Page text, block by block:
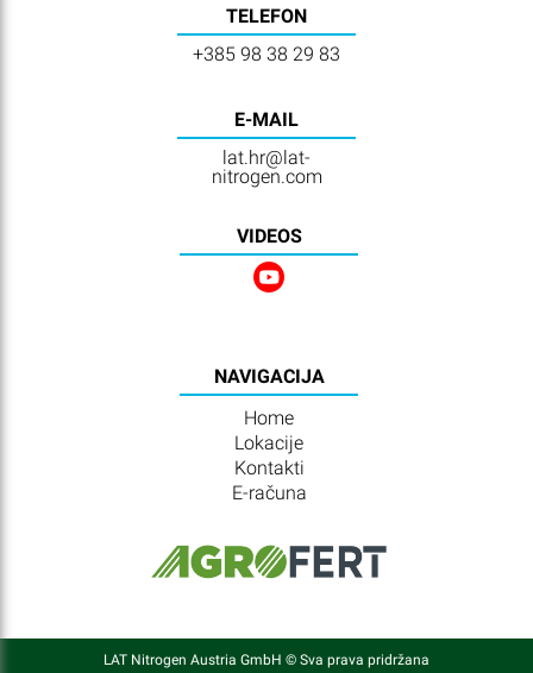
TELEFON
+385 98 38 29 83
E-MAIL
lat.hr@lat-
nitrogen.com
VIDEOS
NAVIGACIJA
Home
Lokacije
Kontakti
E-računa
LAT Nitrogen Austria GmbH © Sva prava pridržana